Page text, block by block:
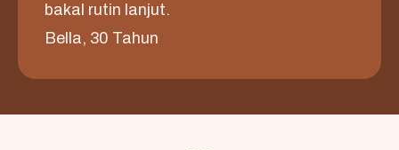
bakal rutin lanjut.
Bella, 30 Tahun